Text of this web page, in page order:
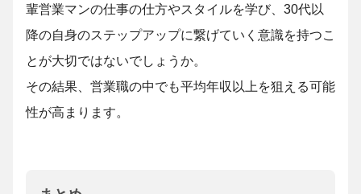
輩営業マンの仕事の仕方やスタイルを学び、30代以
降の自身のステップアップに繋げていく意識を持つこ
とが大切ではないでしょうか。
その結果、営業職の中でも平均年収以上を狙える可能
性が高まります。